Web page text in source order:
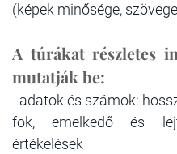
(képek minősége,
A túrákat részletes
mutatják be:
- adatok és számok:
fok, emelkedő és
értékelések